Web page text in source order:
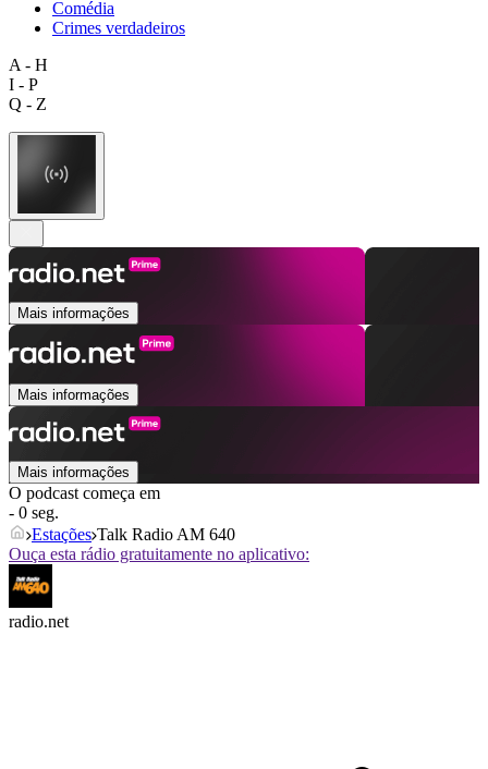
Comédia
Crimes verdadeiros
A - H
I - P
Q - Z
Mais informações
Mais informações
Mais informações
O podcast começa em
- 0 seg.
Estações Talk Radio AM 640
Ouça esta rádio gratuitamente no aplicativo:
radio.net